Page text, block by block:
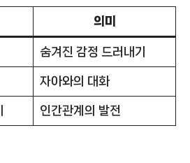
의미
숨겨진 감정 드러내기
자아와의 대화
인간관계의 발전